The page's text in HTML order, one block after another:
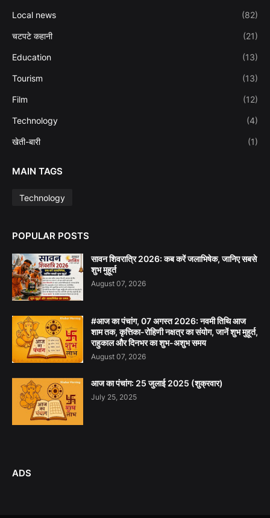
Local news (82)
चटपटे कहानी (21)
Education (13)
Tourism (13)
Film (12)
Technology (4)
खेती-बारी (1)
MAIN TAGS
Technology
POPULAR POSTS
सावन शिवरात्रि 2026: कब करें जलाभिषेक, जानिए सबसे
शुभ मुहूर्त
August 07, 2026
#आज का पंचांग, 07 अगस्त 2026: नवमी तिथि आज
शाम तक, कृत्तिका-रोहिणी नक्षत्र का संयोग, जानें शुभ मुहूर्त,
राहुकाल और दिनभर का शुभ-अशुभ समय
August 07, 2026
आज का पंचांग: 25 जुलाई 2025 (शुक्रवार)
July 25, 2025
ADS